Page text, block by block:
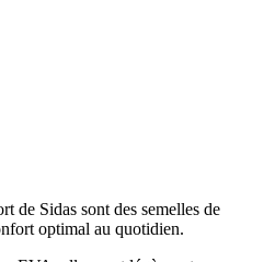
de Sidas sont des semelles de
optimal au quotidien.